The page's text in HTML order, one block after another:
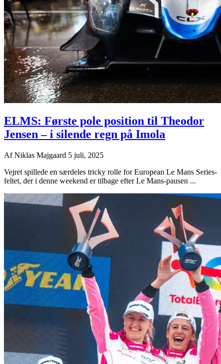
ELMS: Første pole position til Theodor
Jensen – i silende regn på Imola
AfNiklas Majgaard 5 juli, 2025
Vejret spillede en særdeles tricky rolle for European Le Mans Series-
feltet, der i denne weekend er tilbage efter Le Mans-pausen ...